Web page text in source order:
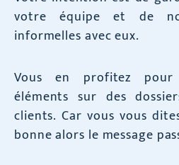
votre équipe et de
informelles avec eux.
Vous en profitez pour
éléments sur des
clients. Car vous vous
bonne alors le message